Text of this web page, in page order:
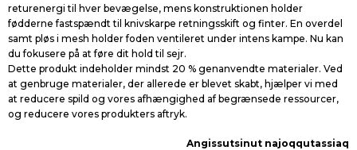
returenergi til hver bevægelse, mens konstruktionen holder
fødderne fastspændt til knivskarpe retningsskift og finter. En overdel
samt pløs i mesh holder foden ventileret under intens kampe. Nu kan
du fokusere på at føre dit hold til sejr.
Dette produkt indeholder mindst 20 % genanvendte materialer. Ved
at genbruge materialer, der allerede er blevet skabt, hjælper vi med
at reducere spild og vores afhængighed af begrænsede ressourcer,
og reducere vores produkters aftryk.
Angissutsinut najoqqutassiaq